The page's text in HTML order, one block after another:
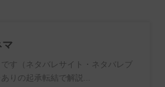
す（ネタバレサイト・ネタバレブ
りの起承転結で解説...